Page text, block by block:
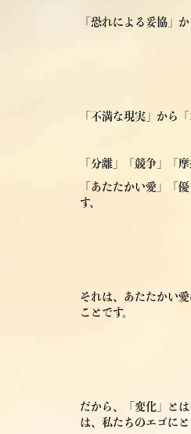
「恐れによる妥協」
「不満な現実」から
「分離」「競争」「
「あたたかい愛」「
す、
それは、あたたかい
ことです。
だから、「変化」と
は、私たちのエゴに